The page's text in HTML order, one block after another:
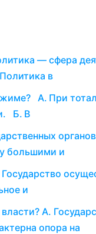
— сфера
в
А. При
Б. В
большими и
и
А.
опора на